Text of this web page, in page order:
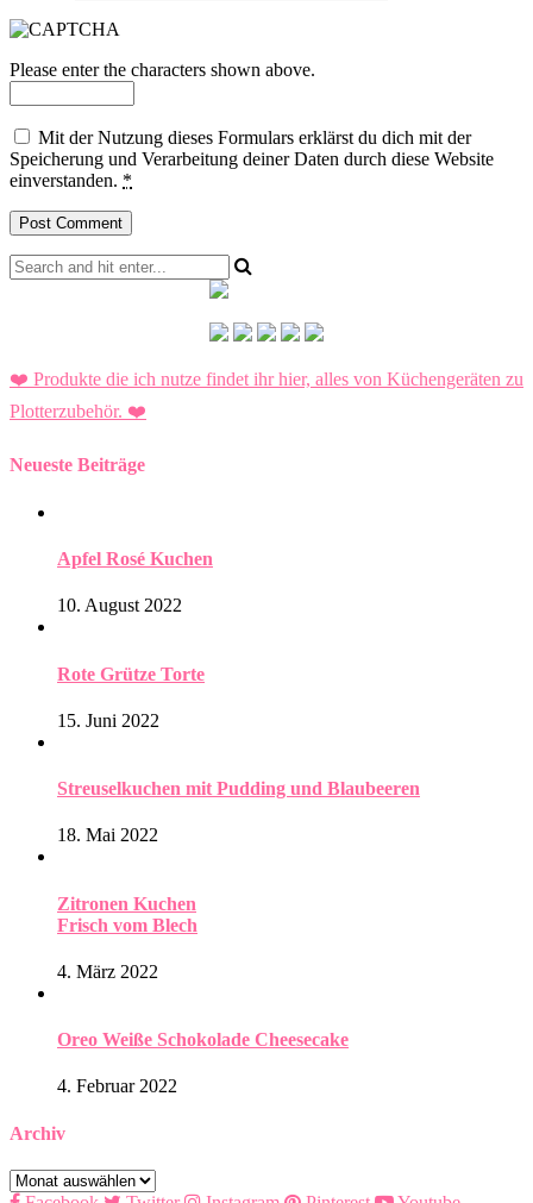
Please enter the characters shown above.
Mit der Nutzung dieses Formulars erklärst du dich mit der
Speicherung und Verarbeitung deiner Daten durch diese Website
einverstanden. *
❤️ Produkte die ich nutze findet ihr hier, alles von Küchengeräten zu
Plotterzubehör. ❤️
Neueste Beiträge
Apfel Rosé Kuchen
10. August 2022
Rote Grütze Torte
15. Juni 2022
Streuselkuchen mit Pudding und Blaubeeren
18. Mai 2022
Zitronen Kuchen
Frisch vom Blech
4. März 2022
Oreo Weiße Schokolade Cheesecake
4. Februar 2022
Archiv
Archiv